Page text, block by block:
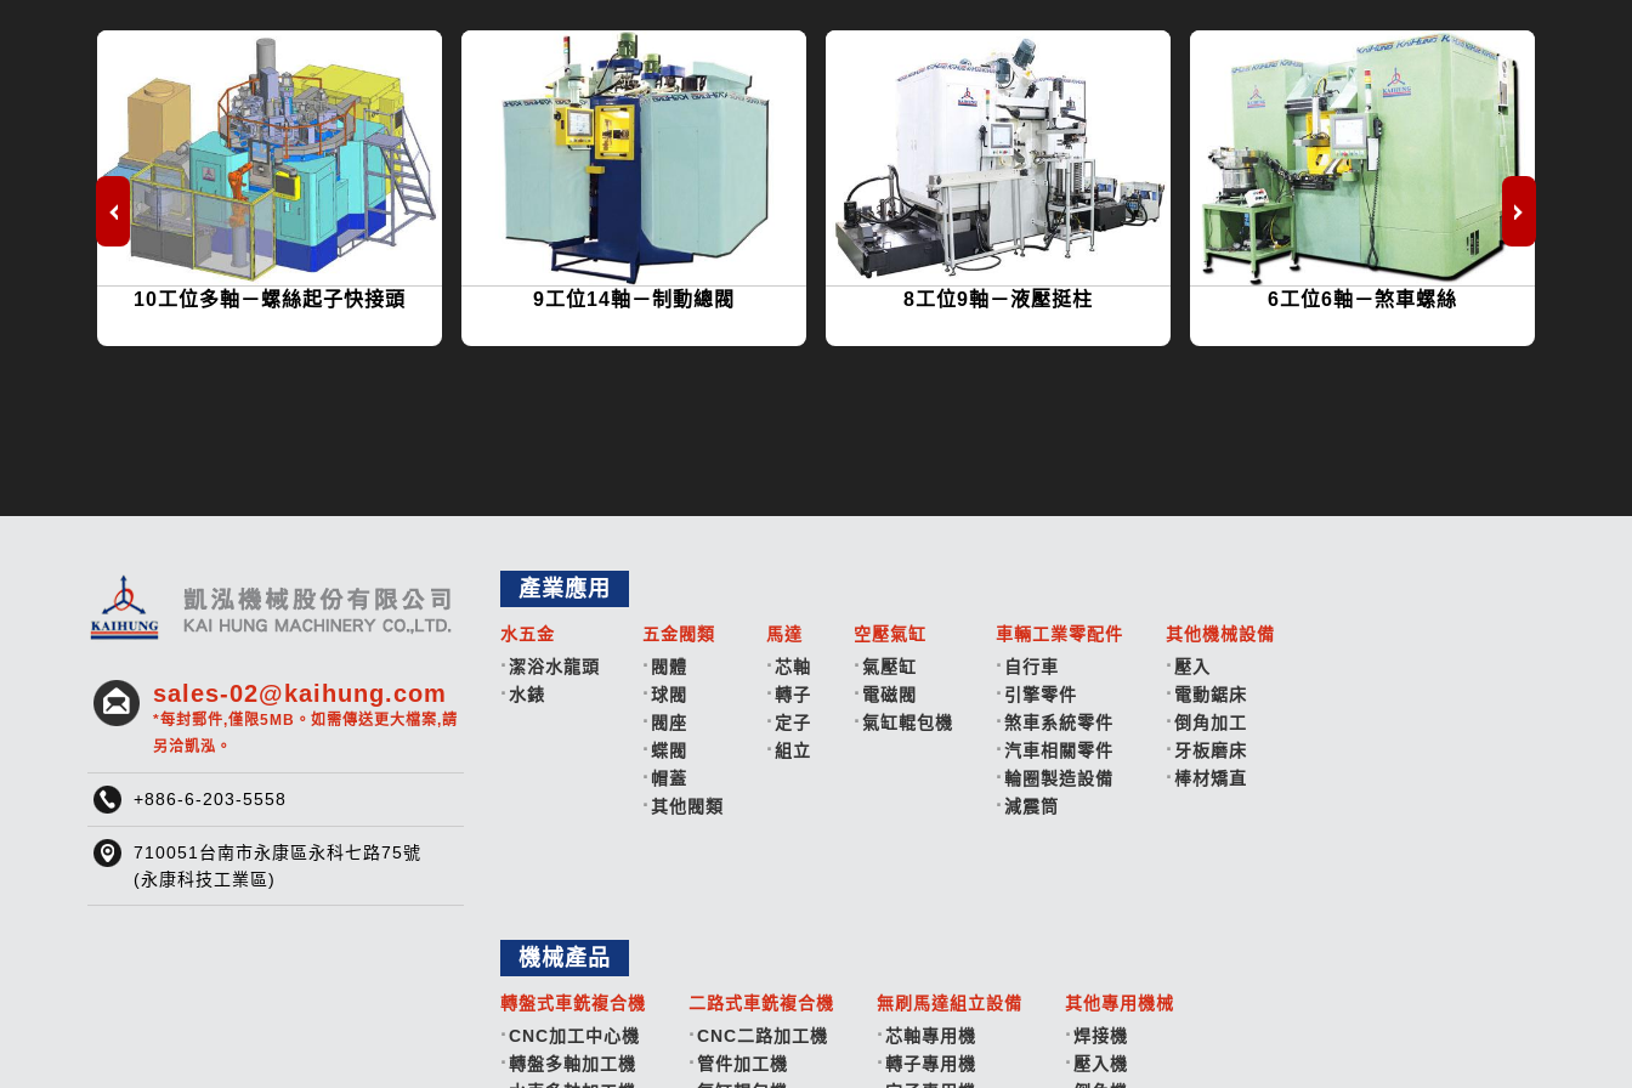
10工位多軸－螺絲起子快接頭 9工位14軸－制動總閥 8工位9軸－液壓挺柱 6工位6軸－煞車螺絲
sales-02@kaihung.com
*每封郵件,僅限5MB。如需傳送更大檔案,請
另洽凱泓。
+886-6-203-5558
710051台南市永康區永科七路75號
(永康科技工業區)
產業應用
水五金
潔浴水龍頭
水錶
五金閥類
閥體
球閥
閥座
蝶閥
帽蓋
其他閥類
馬達
芯軸
轉子
定子
組立
空壓氣缸
氣壓缸
電磁閥
氣缸輥包機
車輛工業零配件
自行車
引擎零件
煞車系統零件
汽車相關零件
輪圈製造設備
減震筒
其他機械設備
壓入
電動鋸床
倒角加工
牙板磨床
棒材矯直
機械產品
轉盤式車銑複合機
CNC加工中心機
轉盤多軸加工機
二路式車銑複合機
CNC二路加工機
管件加工機
無刷馬達組立設備
芯軸專用機
轉子專用機
其他專用機械
焊接機
壓入機